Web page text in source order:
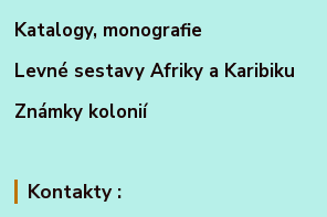
Katalogy, monografie
Levné sestavy Afriky a Karibiku
Známky kolonií
Kontakty :